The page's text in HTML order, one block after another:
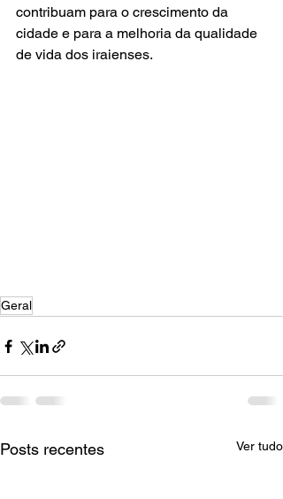
contribuam para o crescimento da
cidade e para a melhoria da qualidade
de vida dos iraienses.
Geral
Posts recentes Ver tudo